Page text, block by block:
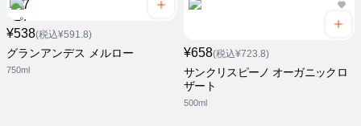
¥538(税込¥591.8)
グランアンデス メルロー
750ml
¥658(税込¥723.8)
サンクリスピーノ オーガニックロ
ザート
500ml